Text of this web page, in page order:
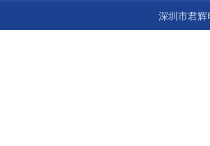
深圳市君